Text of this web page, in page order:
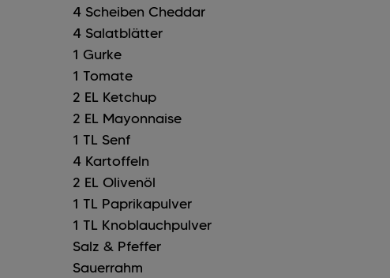
4 Scheiben Cheddar
4 Salatblätter
1 Gurke
1 Tomate
2 EL Ketchup
2 EL Mayonnaise
1 TL Senf
4 Kartoffeln
2 EL Olivenöl
1 TL Paprikapulver
1 TL Knoblauchpulver
Salz & Pfeffer
Sauerrahm